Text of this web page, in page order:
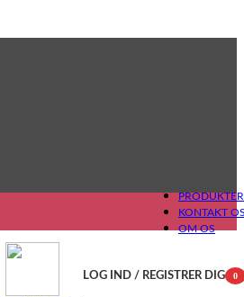
PRODUKTER
KONTAKT
OM OS
LOG IND / REGISTRER DIG
0